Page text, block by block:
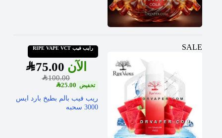
SALE رايب فيب RIPE VAPE VCT
SAR100.00
SAR75.00
SAR25.00
ريب فيب بالم بطيخ بارد ايس
3000 سحبه